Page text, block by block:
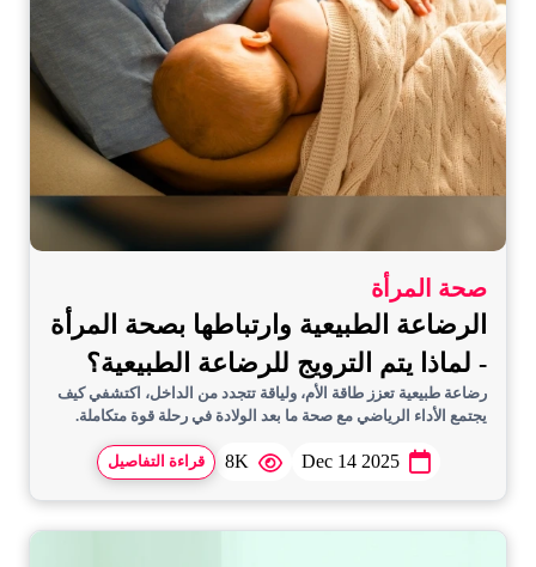
صحة المرأة
الرضاعة الطبيعية وارتباطها بصحة المرأة
- لماذا يتم الترويج للرضاعة الطبيعية؟
رضاعة طبيعية تعزز طاقة الأم، ولياقة تتجدد من الداخل، اكتشفي كيف
يجتمع الأداء الرياضي مع صحة ما بعد الولادة في رحلة قوة متكاملة.
Dec 14 2025
8K قراءة التفاصيل